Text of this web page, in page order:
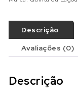
Descrição
Avaliações (0)
Descrição